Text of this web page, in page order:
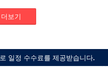
보기
일정 수수료를 제공받습니다.